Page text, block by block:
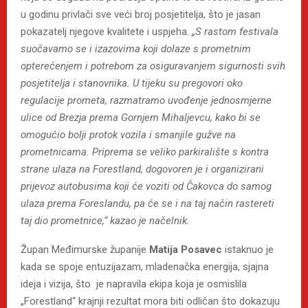
u godinu privlači sve veći broj posjetitelja, što je jasan
pokazatelj njegove kvalitete i uspjeha. „S rastom festivala
suočavamo se i izazovima koji dolaze s prometnim
opterećenjem i potrebom za osiguravanjem sigurnosti svih
posjetitelja i stanovnika. U tijeku su pregovori oko
regulacije prometa, razmatramo uvođenje jednosmjerne
ulice od Brezja prema Gornjem Mihaljevcu, kako bi se
omogućio bolji protok vozila i smanjile gužve na
prometnicama. Priprema se veliko parkiralište s kontra
strane ulaza na Forestland, dogovoren je i organizirani
prijevoz autobusima koji će voziti od Čakovca do samog
ulaza prema Foreslandu, pa će se i na taj način rastereti
taj dio prometnice,“ kazao je načelnik.
Župan Međimurske županije Matija Posavec istaknuo je
kada se spoje entuzijazam, mladenačka energija, sjajna
ideja i vizija, što je napravila ekipa koja je osmislila
„Forestland“ krajnji rezultat mora biti odličan što dokazuju